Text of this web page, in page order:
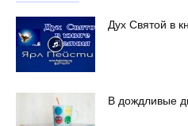
Дух Святой в
В дождливые